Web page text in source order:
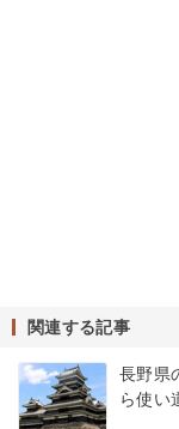
関連する記事
長野県
ら使い